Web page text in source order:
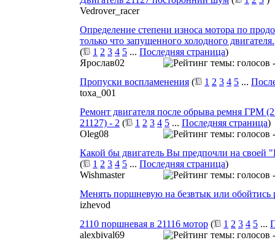
Vedrover_racer
Определение степени износа мотора по
только что запущенного холодного двигателя.
(
1 2 3 4 5 ... Последняя страница)
Ярослав02
Пропуски воспламенения ( 1 2 3 4 5 ...
toxa_001
Ремонт двигателя после обрыва ремня ГРМ
21127) - 2 ( 1 2 3 4 5 ... Последняя страница)
Oleg08
Какой бы двигатель Вы предпочли на своей
(
1 2 3 4 5 ... Последняя страница)
Wishmaster
Менять поршневую на безвтык или обойтись
izhevod
2110 поршневая в 21116 мотор ( 1 2 3 4 5 ...
alexbival69